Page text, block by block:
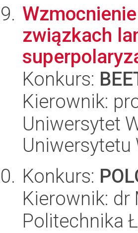
związkach
Konkurs:
Kierownik:
Uniwersytet
Uniwersytetu
Konkurs:
Kierownik: dr
Politechnika